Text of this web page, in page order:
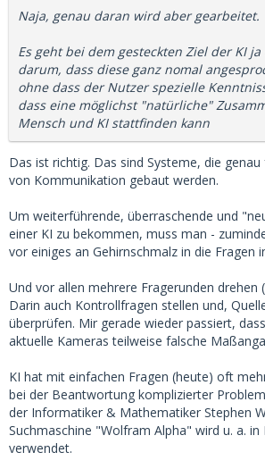
Naja, genau daran wird aber gearbeitet.
Es geht bei dem gesteckten Ziel der KI
darum, dass diese ganz nomal
ohne dass der Nutzer spezielle
dass eine möglichst "natürliche"
Mensch und KI stattfinden kann
Das ist richtig. Das sind Systeme, die
von Kommunikation gebaut werden.
Um weiterführende, überraschende und
einer KI zu bekommen, muss man -
vor einiges an Gehirnschmalz in die Fragen
Und vor allen mehrere Fragerunden drehen (
Darin auch Kontrollfragen stellen und,
überprüfen. Mir gerade wieder passiert,
aktuelle Kameras teilweise falsche
KI hat mit einfachen Fragen (heute) oft
bei der Beantwortung komplizierter
der Informatiker & Mathematiker Stephen
Suchmaschine "Wolfram Alpha" wird u. a. in
verwendet.